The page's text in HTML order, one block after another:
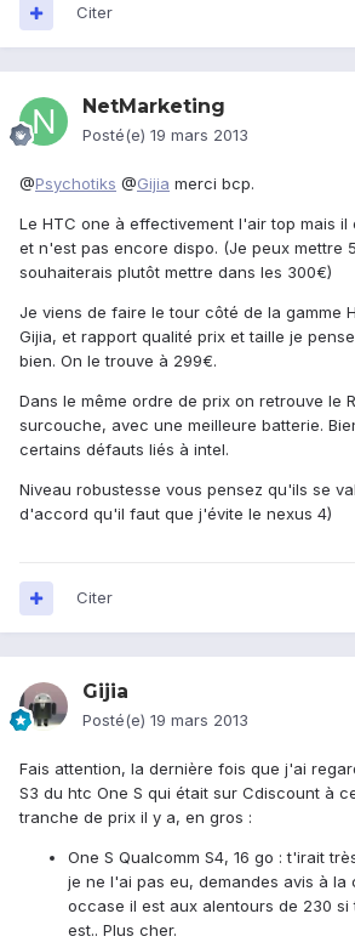
Citer
NetMarketing
Posté(e) 19 mars 2013
@Psychotiks @Gijia merci bcp.
Le HTC one à effectivement l'air top mais
et n'est pas encore dispo. (Je peux mettre
souhaiterais plutôt mettre dans les 300€)
Je viens de faire le tour côté de la gamme
Gijia, et rapport qualité prix et taille je
bien. On le trouve à 299€.
Dans le même ordre de prix on retrouve le
surcouche, avec une meilleure batterie.
certains défauts liés à intel.
Niveau robustesse vous pensez qu'ils se
d'accord qu'il faut que j'évite le nexus 4)
Citer
Gijia
Posté(e) 19 mars 2013
Fais attention, la dernière fois que j'ai
S3 du htc One S qui était sur Cdiscount à
tranche de prix il y a, en gros :
One S Qualcomm S4, 16 go : t'irait
je ne l'ai pas eu, demandes avis à la
occase il est aux alentours de 230 si
est.. Plus cher.